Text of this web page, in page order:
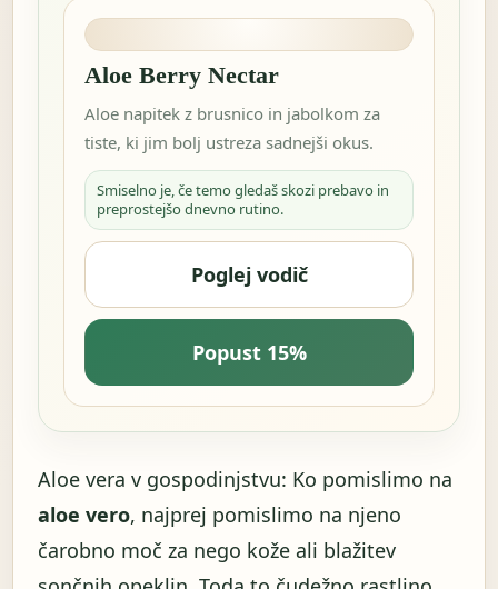
Aloe Berry Nectar
Aloe napitek z brusnico in jabolkom za
tiste, ki jim bolj ustreza sadnejši okus.
Smiselno je, če temo gledaš skozi prebavo in
preprostejšo dnevno rutino.
Poglej vodič
Popust 15%
Aloe vera v gospodinjstvu: Ko pomislimo na
aloe vero, najprej pomislimo na njeno
čarobno moč za nego kože ali blažitev